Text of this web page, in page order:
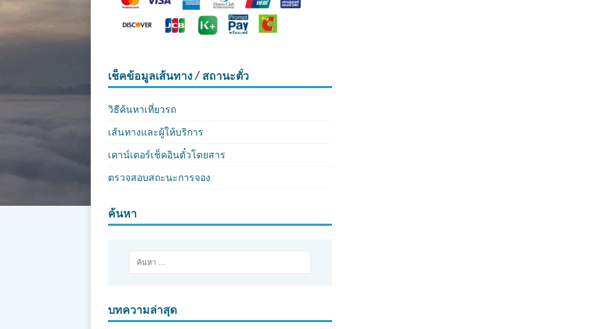
เช็คข้อมูลเส้นทาง / สถานะตั๋ว
วิธีค้นหาเที่ยวรถ
เส้นทางและผู้ให้บริการ
เคาน์เตอร์เช็คอินตั๋วโดยสาร
ตรวจสอบสถะนะการจอง
ค้นหา
บทความล่าสุด